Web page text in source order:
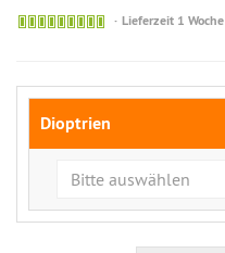
Kurzfristig
Lieferzeit 1 Woche
Dioptrien
Bitte auswählen